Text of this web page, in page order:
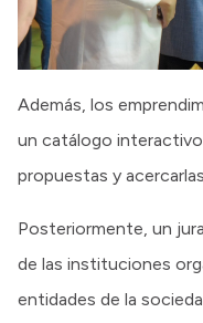
Además, los
un catálogo interactivo
propuestas y
Posteriormente, un
de las instituciones
entidades de la